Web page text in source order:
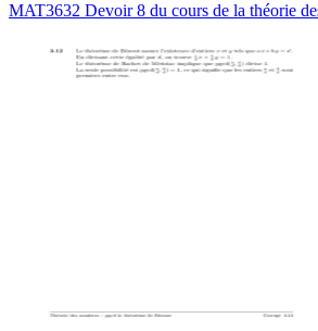
MAT3632 Devoir 8 du cours de la théorie